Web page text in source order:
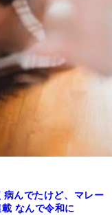
んでたけど、マレー
なんで令和に